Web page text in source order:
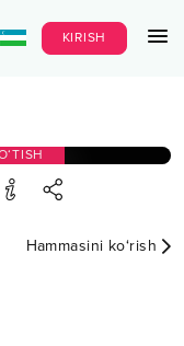
KIRISH
Hammasini ko‘rish